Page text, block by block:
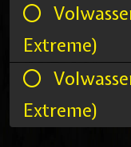
Extreme)
Extreme)